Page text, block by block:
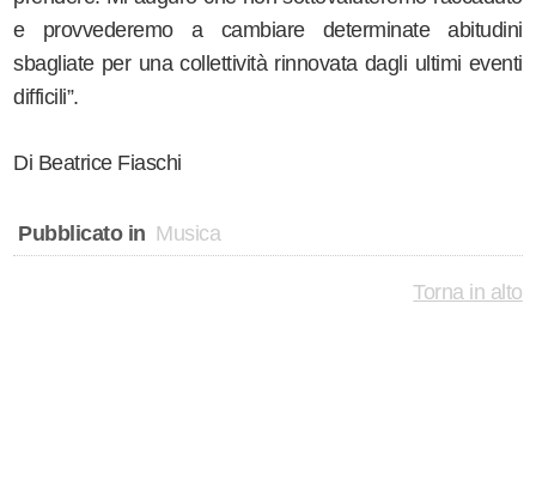
e provvederemo a cambiare determinate abitudini
sbagliate per una collettività rinnovata dagli ultimi eventi
difficili”.
Di Beatrice Fiaschi
Pubblicato in Musica
Torna in alto